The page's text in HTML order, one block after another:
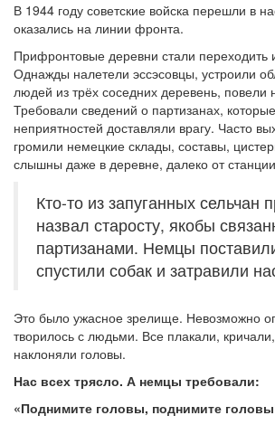
В 1944 году советские войска перешли в
оказались на линии фронта.
Прифронтовые деревни стали переходить
Однажды налетели эссэсовцы, устроили
людей из трёх соседних деревень, повели
Требовали сведений о партизанах,
неприятностей доставляли врагу. Часто
громили немецкие склады, составы,
слышны даже в деревне, далеко от
Кто-то из запуганных сельчан
назвал старосту, якобы
партизанами. Немцы
спустили собак и затравили
Это было ужасное зрелище. Невозможно
творилось с людьми. Все плакали,
наклоняли головы.
Нас всех трясло. А немцы требовали:
«Поднимите головы, поднимите